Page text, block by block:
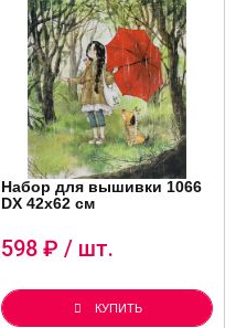
Набор для вышивки 1066
DX 42х62 см
598 ₽ / шт.
КУПИТЬ